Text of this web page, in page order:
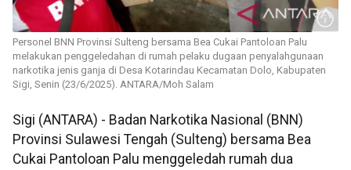
Personel BNN Provinsi Sulteng bersama Bea Cukai Pantoloan Palu
melakukan penggeledahan di rumah pelaku dugaan penyalahgunaan
narkotika jenis ganja di Desa Kotarindau Kecamatan Dolo, Kabupaten
Sigi, Senin (23/6/2025). ANTARA/Moh Salam
Sigi (ANTARA) - Badan Narkotika Nasional (BNN)
Provinsi Sulawesi Tengah (Sulteng) bersama Bea
Cukai Pantoloan Palu menggeledah rumah dua